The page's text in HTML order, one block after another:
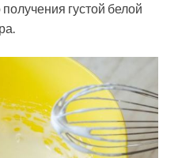
густой белой